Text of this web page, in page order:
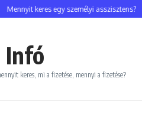
keres egy személyi asszisztens?
Infó
keres, mi a fizetése, mennyi a fizetése?